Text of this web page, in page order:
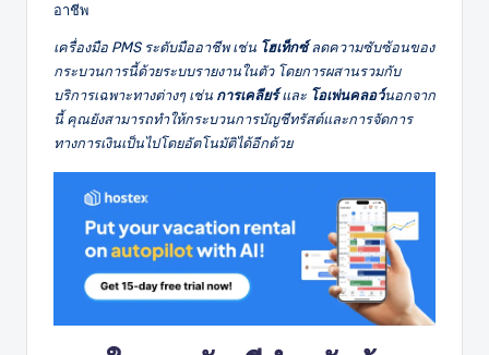
อาชีพ
เครื่องมือ PMS ระดับมืออาชีพ เช่น โฮเท็กซ์ลดความซับซ้อนของ
กระบวนการนี้ด้วยระบบรายงานในตัว โดยการผสานรวมกับ
บริการเฉพาะทางต่างๆ เช่น การเคลียร์และ โอเพ่นคลอว์นอกจาก
นี้ คุณยังสามารถทำให้กระบวนการบัญชีทรัสต์และการจัดการ
ทางการเงินเป็นไปโดยอัตโนมัติได้อีกด้วย